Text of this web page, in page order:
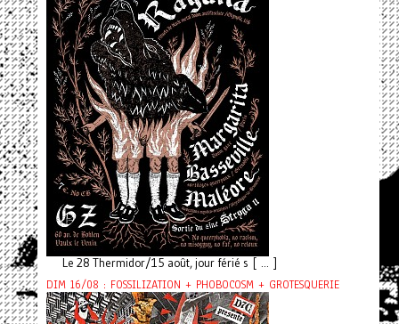
Le 28 Thermidor/15 août, jour férié s [ ... ]
DIM 16/08 : FOSSILIZATION + PHOBOCOSM + GROTESQUERIE